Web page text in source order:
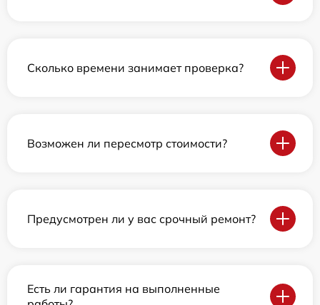
Сколько времени занимает проверка?
Возможен ли пересмотр стоимости?
Предусмотрен ли у вас срочный ремонт?
Есть ли гарантия на выполненные